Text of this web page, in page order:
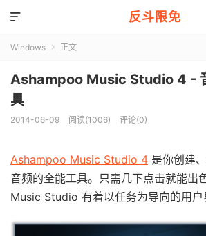
反斗限免

Windows  正文
Ashampoo Music Studio 4 -
具
2014-06-09 阅读(1006) 评论(0)
Ashampoo Music Studio 4 是你创建
音频的全能工具。只需几下点击就能出
Music Studio 有着以任务为导向的用户